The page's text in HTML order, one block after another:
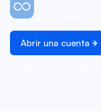
Abrir una cuenta